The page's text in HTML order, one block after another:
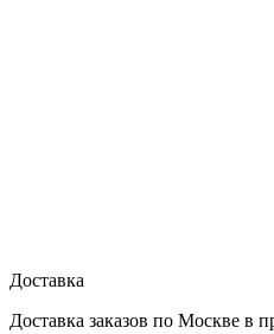
Доставка
Доставка заказов по Москве в